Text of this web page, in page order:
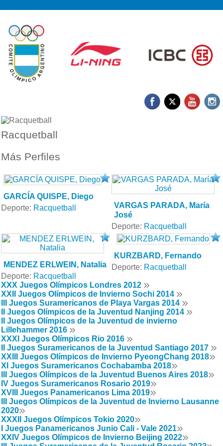
Racquetball
Más Perfiles
GARCÍA QUISPE, Diego
Deporte: Racquetball
VARGAS PARADA, María
José
Deporte: Racquetball
MENDEZ ERLWEIN, Natalia
Deporte: Racquetball
KURZBARD, Fernando
Deporte: Racquetball
XXX Juegos Olímpicos Londres 2012
XXII Juegos Olímpicos de Invierno Sochi 2014
III Juegos Suramericanos de Playa Vargas 2014
II Juegos Olímpicos de la Juventud Nanjing 2014
II Juegos Olímpicos de la Juventud de invierno
Lillehammer 2016
XXXI Juegos Olímpicos Rio 2016
II Juegos Suramericanos de la Juventud Santiago 2017
XXIII Juegos Olímpicos de Invierno PyeongChang 2018
XI Juegos Suramericanos Cochabamba 2018
III Juegos Olímpicos de la Juventud Buenos Aires 2018
IV Juegos Suramericanos Rosario 2019
XVIII Juegos Panamericanos Lima 2019
III Juegos Olímpicos de la Juventud de Invierno Lausanne
2020
XXXII Juegos Olímpicos Tokio 2020
I Juegos Panamericanos Junio Cali - Vale 2021
XXIV Juegos Olímpicos de Invierno Beijing 2022